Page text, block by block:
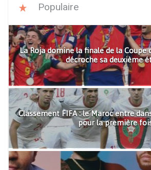
Populaire
La Roja domine la finale de la Coupe
décroche sa deuxième
Classement FIFA : le Maroc entre
pour la première